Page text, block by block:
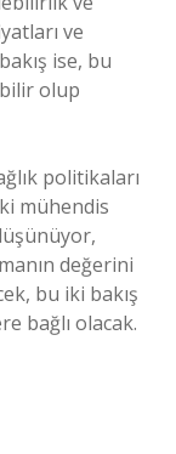
ve
ise, bu
olup
politikaları
mühendis
değerini
bu iki bakış
bağlı olacak.